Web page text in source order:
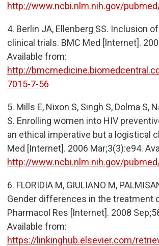
http://www.ncbi.nlm.nih.gov/
4. Berlin JA, Ellenberg SS. Inclusion
clinical trials. BMC Med [Internet].
Available from:
http://
7015-7-56
5. Mills E, Nixon S, Singh S, Dolma S,
S. Enrolling women into HIV
an ethical imperative but a logistical
Med [Internet]. 2006 Mar;3(3):e94.
http://www.ncbi.nlm.nih.gov/
6. FLORIDIA M, GIULIANO M,
Gender differences in the treatment
Pharmacol Res [Internet]. 2008
Available from:
https://linkinghub.elsevier.com/